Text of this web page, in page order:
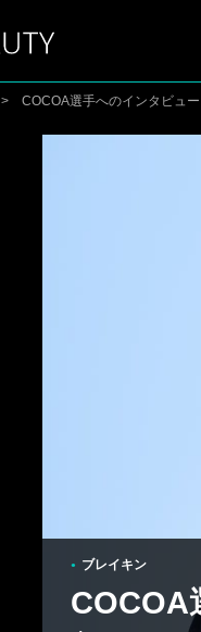
> COCOA選手へのインタビュ
● ブレイキン
COCOA